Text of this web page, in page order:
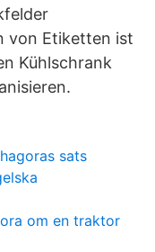
von Etiketten ist
Kühlschrank
sats
om en traktor